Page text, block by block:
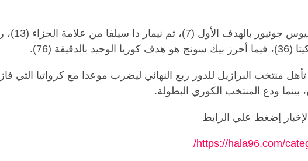
بالدقيقة (76).
تأهل منتخب البرازيل للدور ربع النهائي ليضرب موعدا مع كرواتيا التي
بينما ودع المنتخب الكوري البطولة.
إضغط علي الرابط
https://hala96.com/